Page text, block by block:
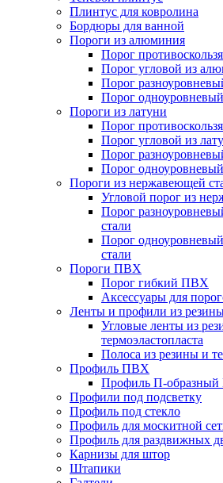
Плинтус для ковролина
Бордюры для ванной
Пороги из алюминия
Порог
Порог угловой из
Порог
Порог
Пороги из латуни
Порог
Порог угловой из
Порог
Порог
Пороги из нержавеющей
Угловой порог из
Порог
стали
Порог
стали
Пороги ПВХ
Порог гибкий ПВХ
Аксессуары для
Ленты и профили из резины
Угловые ленты из
термоэластопласта
Полоса из резины и
Профиль ПВХ
Профиль П-
Профили под подсветку
Профиль под стекло
Профиль для москитной
Профиль для раздвижных
Карнизы для штор
Штапики